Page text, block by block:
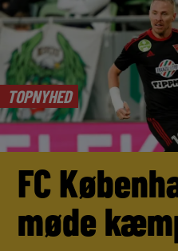
TOPNYHED
FC
møde